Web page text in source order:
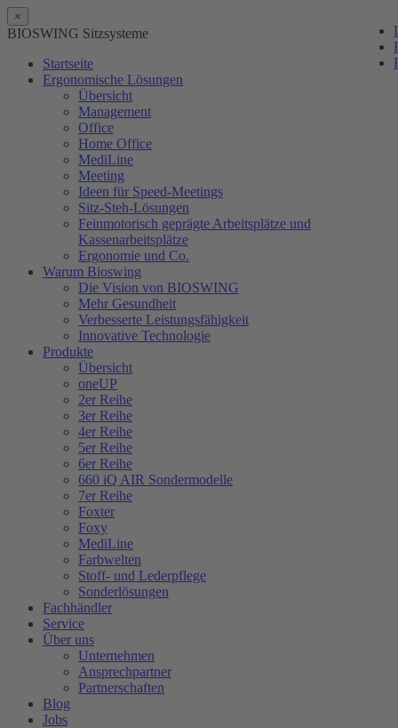
×
BIOSWING Sitzsysteme
Startseite
Ergonomische Lösungen
Übersicht
Management
Office
Home Office
MediLine
Meeting
Ideen für Speed-Meetings
Sitz-Steh-Lösungen
Feinmotorisch geprägte Arbeitsplätze und
Kassenarbeitsplätze
Ergonomie und Co.
Warum Bioswing
Die Vision von BIOSWING
Mehr Gesundheit
Verbesserte Leistungsfähigkeit
Innovative Technologie
Produkte
Übersicht
oneUP
2er Reihe
3er Reihe
4er Reihe
5er Reihe
6er Reihe
660 iQ AIR Sondermodelle
7er Reihe
Foxter
Foxy
MediLine
Farbwelten
Stoff- und Lederpflege
Sonderlösungen
Fachhändler
Service
Über uns
Unternehmen
Ansprechpartner
Partnerschaften
Blog
Jobs